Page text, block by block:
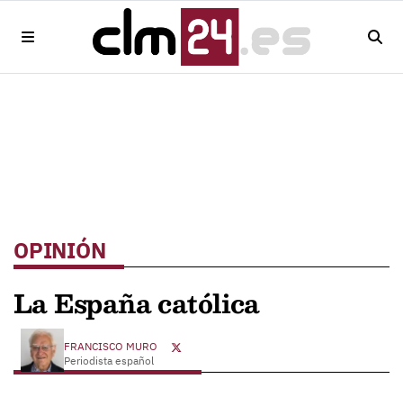
OPINIÓN
La España católica
FRANCISCO MURO
Periodista español